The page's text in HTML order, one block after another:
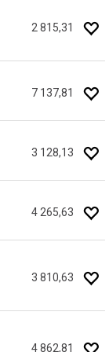
2 815,31
7 137,81
3 128,13
4 265,63
3 810,63
4 862,81